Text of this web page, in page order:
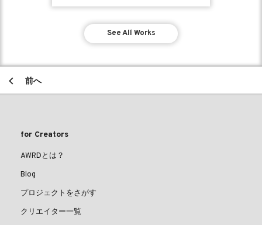
See All Works
前へ
for Creators
AWRDとは？
Blog
プロジェクトをさがす
クリエイター一覧